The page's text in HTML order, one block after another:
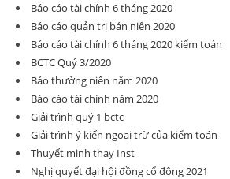
Báo cáo tài chính 6 tháng 2020
Báo cáo quản trị bán niên 2020
Báo cáo tài chính 6 tháng 2020 kiểm toán
BCTC Quý 3/2020
Báo thường niên năm 2020
Báo cáo tài chính năm 2020
Giải trình quý 1 bctc
Giải trình ý kiến ngoại trừ của kiểm toán
Thuyết minh thay Inst
Nghị quyết đại hội đồng cổ đông 2021